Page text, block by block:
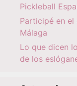
Pickleball
Participé en el
Málaga
Lo que dicen
de los